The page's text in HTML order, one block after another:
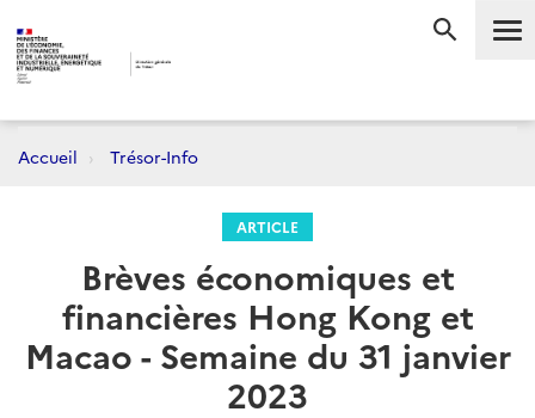
Accueil Trésor-Info
ARTICLE
Brèves économiques et
financières Hong Kong et
Macao - Semaine du 31 janvier
2023